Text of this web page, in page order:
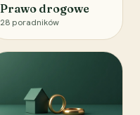
Prawo drogowe
28 poradników